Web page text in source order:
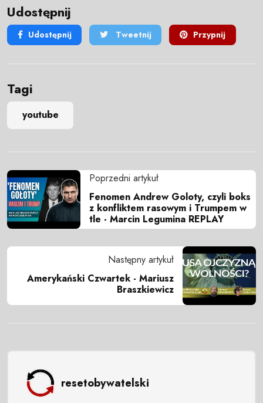
Udostępnij
Udostępnij Tweetnij Przypnij
Tagi
youtube
Poprzedni artykuł
Fenomen Andrew Goloty, czyli boks
z konfliktem rasowym i Trumpem w
tle - Marcin Legumina REPLAY
Następny artykuł
Amerykański Czwartek - Mariusz
Braszkiewicz
resetobywatelski